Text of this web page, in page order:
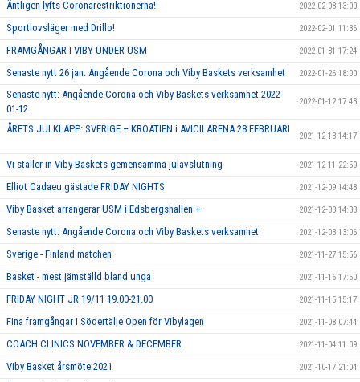
Äntligen lyfts Coronarestriktionerna! 2022-02-08 13:00
Sportlovsläger med Drillo! 2022-02-01 11:36
FRAMGÅNGAR I VIBY UNDER USM 2022-01-31 17:24
Senaste nytt 26 jan: Angående Corona och Viby Baskets verksamhet 2022-01-26 18:00
Senaste nytt: Angående Corona och Viby Baskets verksamhet 2022-
01-12
2022-01-12 17:43
ÅRETS JULKLAPP: SVERIGE – KROATIEN i AVICII ARENA 28 FEBRUARI
2021-12-13 14:17
Vi ställer in Viby Baskets gemensamma julavslutning 2021-12-11 22:50
Elliot Cadaeu gästade FRIDAY NIGHTS 2021-12-09 14:48
Viby Basket arrangerar USM i Edsbergshallen + 2021-12-03 14:33
Senaste nytt: Angående Corona och Viby Baskets verksamhet 2021-12-03 13:06
Sverige - Finland matchen 2021-11-27 15:56
Basket - mest jämställd bland unga 2021-11-16 17:50
FRIDAY NIGHT JR 19/11 19.00-21.00 2021-11-15 15:17
Fina framgångar i Södertälje Open för Vibylagen 2021-11-08 07:44
COACH CLINICS NOVEMBER & DECEMBER 2021-11-04 11:09
Viby Basket årsmöte 2021 2021-10-17 21:04